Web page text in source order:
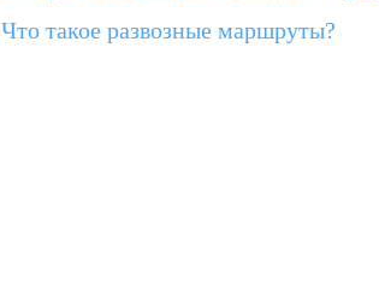
Что такое развозные маршруты?